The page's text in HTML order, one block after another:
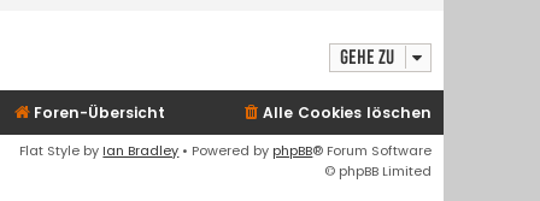
Gehe zu
Foren-Übersicht Alle Cookies löschen
Flat Style by Ian Bradley • Powered by phpBB® Forum Software
© phpBB Limited